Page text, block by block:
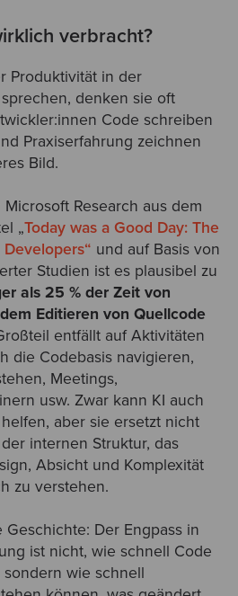
verbracht?
Produktivität in der
denken sie oft
Code schreiben
Praxiserfahrung zeichnen
Bild.
Research aus dem
„Today was a Good Day: The
und auf Basis von
Studien ist es plausibel zu
als 25 % der Zeit von
Editieren von Quellcode
entfällt auf Aktivitäten
die Codebasis navigieren,
Meetings,
usw. Zwar kann KI auch
aber sie ersetzt nicht
internen Struktur, das
Absicht und Komplexität
zu verstehen.
Der Engpass in
ist nicht, wie schnell Code
wie schnell